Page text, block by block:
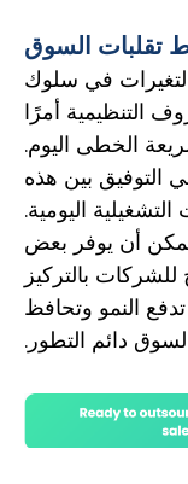
في سلوك
التنظيمية أمرًا
الخطى اليوم.
التوفيق بين هذه
التشغيلية اليومية.
أن يوفر بعض
للشركات بالتركيز
النمو وتحافظ
دائم التطور.